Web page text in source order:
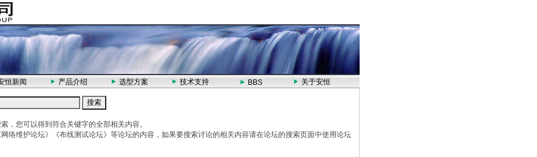
恒新闻 产品介绍 选型方案 技术支持 BBS 关于安恒
，您可以得到符合关键字的全部相关内容。
络维护论坛》《布线测试论坛》等论坛的内容，如果要搜索讨论的相关内容请在论坛的搜索页面中使用论坛